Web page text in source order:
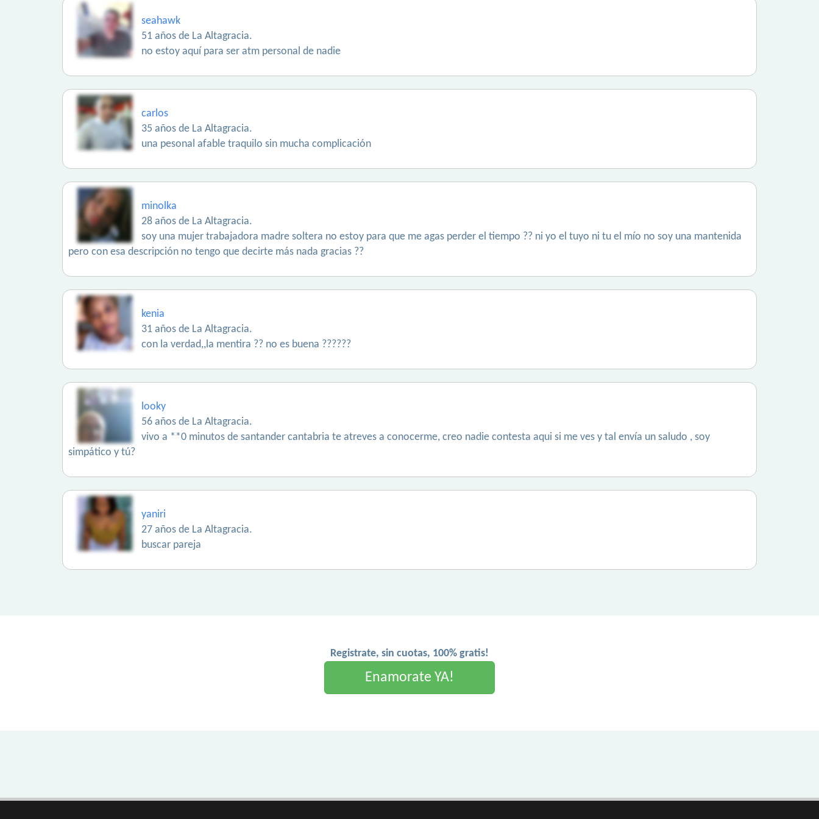
seahawk
51 años de La Altagracia.
no estoy aquí para ser atm personal de nadie
carlos
35 años de La Altagracia.
una pesonal afable traquilo sin mucha complicación
minolka
28 años de La Altagracia.
soy una mujer trabajadora madre soltera no estoy para que me agas perder el tiempo ?? ni yo el tuyo ni tu el mío no soy una mantenida
pero con esa descripción no tengo que decirte más nada gracias ??
kenia
31 años de La Altagracia.
con la verdad,,la mentira ?? no es buena ??????
looky
56 años de La Altagracia.
vivo a **0 minutos de santander cantabria te atreves a conocerme, creo nadie contesta aqui si me ves y tal envía un saludo , soy
simpático y tú?
yaniri
27 años de La Altagracia.
buscar pareja
Registrate, sin cuotas, 100% gratis!
Enamorate YA!